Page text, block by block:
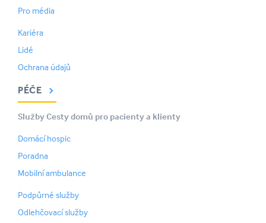
Pro média
Kariéra
Lidé
Ochrana údajů
PÉČE
Služby Cesty domů pro pacienty a klienty
Domácí hospic
Poradna
Mobilní ambulance
Podpůrné služby
Odlehčovací služby